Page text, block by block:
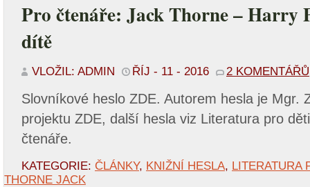
Pro čtenáře: Jack Thorne – Harry
dítě
VLOŽIL: ADMIN ŘÍJ - 11 - 2016 2 KOMENTÁŘŮ
Slovníkové heslo ZDE. Autorem hesla je Mgr.
projektu ZDE, další hesla viz Literatura pro
čtenáře.
KATEGORIE: ČLÁNKY, KNIŽNÍ HESLA, LITERATURA
THORNE JACK